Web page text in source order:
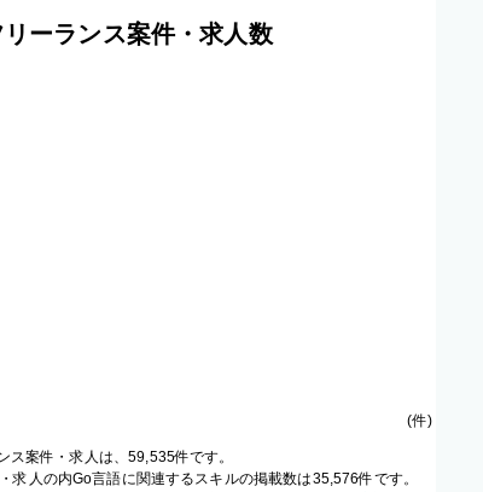
ーランス案件・求人数
(件)
ス案件・求人は、59,535件です。
求人の内Go言語に関連するスキルの掲載数は35,576件です。